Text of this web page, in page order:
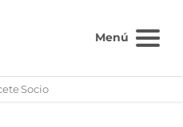
Menú
Socio